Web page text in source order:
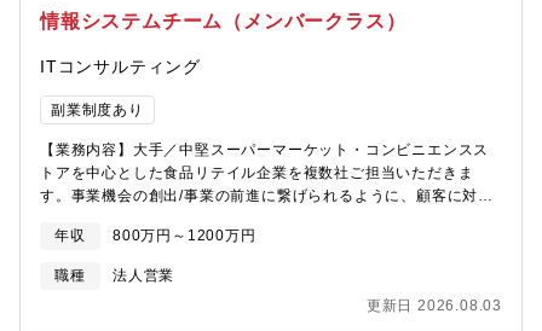
体制を構築します。
できるようサポートします。これには、顧客の要望を理解し、そ
■CSの各種仕組みづくりや企画・顧客の成功を支援するための新
しい仕組みやプログラムの企画・実施を行います。これには、顧
客向けのプロンプト作成代行や設計、CSプロセスの改善、顧客エ
ンゲージメントを高めるためのイベントやセミナーの企画などが
含まれます。■エクスパンション (アップセル / クロスセル) の機会
の特定と提案・顧客の使用状況やニーズを分析し、追加の製品や
【同社について】同社は、2023年4月に設立された現在3期目のAI
プ会社として設立されました。某社は、プロダクト開発において
積極的にAI技術を活用しており、自社プロダクトにおいて、
情報システムチーム（メンバークラス）
ITコンサルティング
副業制度あり
【業務内容】大手／中堅スーパーマーケット・コンビニエンスス
トアを中心とした食品リテイル企業を複数社ご担当いただきま
す。事業機会の創出/事業の前進に繋げられるように、顧客に対す
顧客窓口としてのフロント対応■顧客とのリレーション構築■関連
法令や顧客業務に対するキャッチアップ■当社事業・プロダクト戦
略に則った上での顧客に対する提案■顧客別のゴールを設定し、そ
れに基づいた顧客戦略の立案【サービスが解決する課題】我々が
年収 800万円～1200万円
職種
法人営業
更新日 2026.08.03